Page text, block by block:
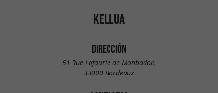
KELLUA
DIRECCIÓN
51 Rue Lafaurie de Monbadon,
33000 Bordeaux